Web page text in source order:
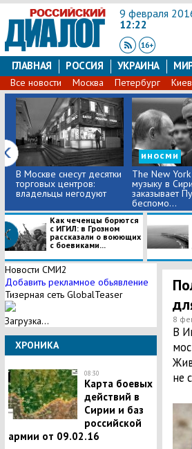
9 февраля
12:22
ГЛАВНАЯ РОССИЯ УКРАИНА
Все новости Москва Петербург Киев
В Москве снесут десятки
торговых центров:
владельцы негодуют
иносми
The New
музыку в
заказывает
беспомо...
Как чеченцы борются
с ИГИЛ: в Грозном
рассказали о воюющих
с боевиками...
Новости СМИ2
Добавить рекламное обьявление
Тизерная сеть GlobalTeaser
Загрузка...
ХРОНИКА
08:30
Карта боевых
действий в
Сирии и баз
российской
армии от 09.02.16
8
​В
не